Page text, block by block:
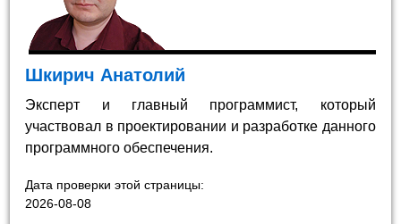
Шкирич Анатолий
Эксперт и главный программист, который
участвовал в проектировании и разработке данного
программного обеспечения.
Дата проверки этой страницы:
2026-08-08